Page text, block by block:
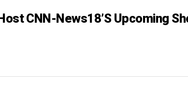
CNN-News18’s Upcoming